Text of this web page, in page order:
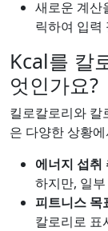
새로운 계산
릭하여 입력
Kcal를 칼
엇인가요?
킬로칼로리와 칼
은 다양한 상황
에너지 섭취
하지만, 일
피트니스 목
칼로리로 표